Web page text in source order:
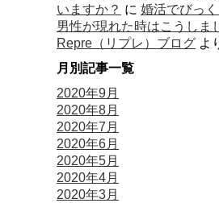
いますか？ に 婚活でびっ
男性が現れた時はこうしま
Repre（リプレ）ブログ よ
月別記事一覧
2020年9月
2020年8月
2020年7月
2020年6月
2020年5月
2020年4月
2020年3月